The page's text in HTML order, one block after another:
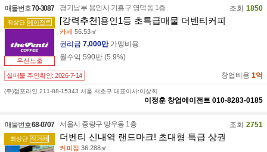
매물번호70-3087
최상단 에이전트
우선노출
경기남부 용인시 기흥구 영덕동 1층 조회 1850
[강력추천]용인1등 초특급매물 더벤티커피
카페 56.53㎡
권리금 7,000만 가맹비용
월수익 590만 (5.9%)
실매물 주인확인: 2026-7-14 창업비용 1억
(주)점포라인 211-88-15343 서울 서초구 대표이사:이상희
이정훈 창업에이전트 010-8283-0185
매물번호68-0707
최상단 직거래
서울시 중랑구 망우동 1층 조회 2751
더벤티 신내역 랜드마크! 초대형 특급 상권
커피점 36.288㎡